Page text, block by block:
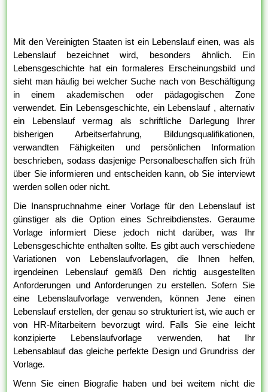
Mit den Vereinigten Staaten ist ein Lebenslauf einen, was als
Lebenslauf bezeichnet wird, besonders ähnlich. Ein
Lebensgeschichte hat ein formaleres Erscheinungsbild und
sieht man häufig bei welcher Suche nach von Beschäftigung
in einem akademischen oder pädagogischen Zone
verwendet. Ein Lebensgeschichte, ein Lebenslauf , alternativ
ein Lebenslauf vermag als schriftliche Darlegung Ihrer
bisherigen Arbeitserfahrung, Bildungsqualifikationen,
verwandten Fähigkeiten und persönlichen Information
beschrieben, sodass dasjenige Personalbeschaffen sich früh
über Sie informieren und entscheiden kann, ob Sie interviewt
werden sollen oder nicht.
Die Inanspruchnahme einer Vorlage für den Lebenslauf ist
günstiger als die Option eines Schreibdienstes. Geraume
Vorlage informiert Diese jedoch nicht darüber, was Ihr
Lebensgeschichte enthalten sollte. Es gibt auch verschiedene
Variationen von Lebenslaufvorlagen, die Ihnen helfen,
irgendeinen Lebenslauf gemäß Den richtig ausgestellten
Anforderungen und Anforderungen zu erstellen. Sofern Sie
eine Lebenslaufvorlage verwenden, können Jene einen
Lebenslauf erstellen, der genau so strukturiert ist, wie auch er
von HR-Mitarbeitern bevorzugt wird. Falls Sie eine leicht
konzipierte Lebenslaufvorlage verwenden, hat Ihr
Lebensablauf das gleiche perfekte Design und Grundriss der
Vorlage.
Wenn Sie einen Biografie haben und bei weitem nicht die